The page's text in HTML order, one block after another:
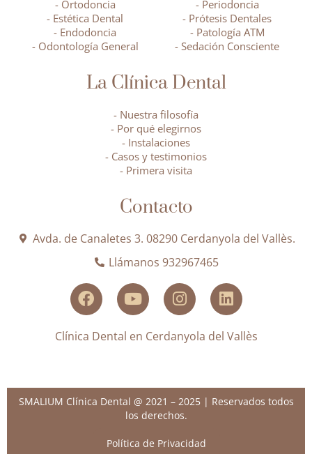
- Ortodoncia
- Estética Dental
- Endodoncia
- Odontología General
- Periodoncia
- Prótesis Dentales
- Patología ATM
- Sedación Consciente
La Clínica Dental
- Nuestra filosofía
- Por qué elegirnos
- Instalaciones
- Casos y testimonios
- Primera visita
Contacto
Avda. de Canaletes 3. 08290 Cerdanyola del Vallès.
Llámanos 932967465
Clínica Dental en Cerdanyola del Vallès
SMALIUM Clínica Dental @ 2021 – 2025 | Reservados todos
los derechos.
Política de Privacidad